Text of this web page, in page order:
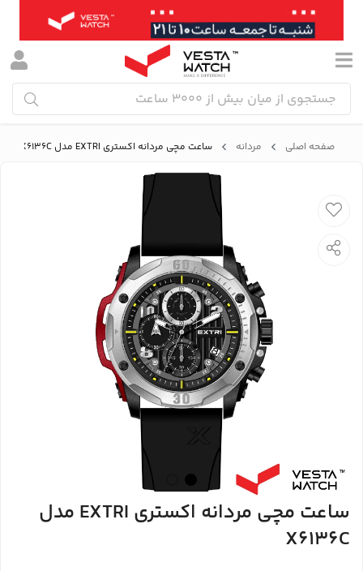
صفحه اصلی مردانه ساعت مچی مردانه اکستری EXTRI مدل X6136C
ساعت مچی مردانه اکستری EXTRI مدل
X6136C